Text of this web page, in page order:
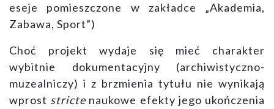
eseje pomieszczone w zakładce „Akademia,
Zabawa, Sport”)
Choć projekt wydaje się mieć charakter
wybitnie dokumentacyjny (archiwistyczno-
muzealniczy) i z brzmienia tytułu nie wynikają
wprost strictenaukowe efekty jego ukończenia